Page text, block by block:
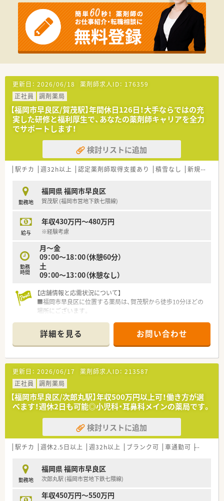
■患者さま一人ひとりと丁寧に向き合い、かかりつけ薬剤師とし
て信頼関係を築きたい方に最適です。
【勤務実態について】
■門前クリニックから最終受付の連絡があるため、残業はほぼな
く18時15分には退勤できます。
■シフトは前月の15～20日には翌月分が確定するため、プライ
■社員のワークライフバランスを第一に考え、残業をなくし定時
で帰れる風土を徹底しています。
■市内に展開する店舗間の距離が近く、スタッフ同士が助け合う
良好なチームワークがあります。
■産休・育休制度の取得実績もございますので、ライフステージ
の変化があっても安心です。
更新日： 2026/06/18 薬剤師求人ID： 176359
正社員
調剤薬局
【福岡市早良区/賀茂駅】年間休日126日！大手ならではの充
実した研修と福利厚生で、あなたの薬剤師キャリアを全力
でサポートします！
検討リストに追加
駅チカ 週32h以上 認定薬剤師取得支援あり 積雪なし 新規オープン
勤務地
福岡県 福岡市早良区
賀茂駅 (福岡市営地下鉄七隈線)
給与
年収430万円～480万円
※経験考慮
勤務
時間
月～金
09：00～18：00（休憩60分）
土
09：00～13：00（休憩なし）
【店舗情報と応需状況について】
■福岡市早良区に位置する薬局は、賀茂駅から徒歩10分ほどの
場所にございます。
180枚応需しています。
■常勤薬剤師3名、パート薬剤師2名、派遣1名、ヘルプ1名に加え
事務員5名が在籍しています。
【募集背景と求める人物像について】
■より質の高い医療サービスを提供するため、新たな正社員薬剤
師を募集しています。
■幅広い処方箋に対応できる向上心があり、積極的に業務に取り
組める方を歓迎いたします。
■患者様とのコミュニケーションを大切にし、地域医療に貢献し
たい方を求めております。
【職場環境と雰囲気】
■全国に722店舗を展開する大手チェーンで、ヘルプ体制も充実
■95%がマンツーマン出店のため処方元との関係性がスムーズ
で、連携が取りやすい環境です。
■多様な働き方を支援する福利厚生が充実しており、安心して長
期的に働ける職場です。
詳細を見る お問い合わせ
更新日： 2026/06/17 薬剤師求人ID： 213587
正社員
調剤薬局
【福岡市早良区/次郎丸駅】年収500万円以上可！働き方が選
べます！週休2日も可能◎小児科・耳鼻科メインの薬局です。
検討リストに追加
駅チカ 週休2.5日以上 週32h以上 ブランク可 車通勤可 教育制
勤務地
福岡県 福岡市早良区
次郎丸駅 (福岡市営地下鉄七隈線)
年収450万円～550万円